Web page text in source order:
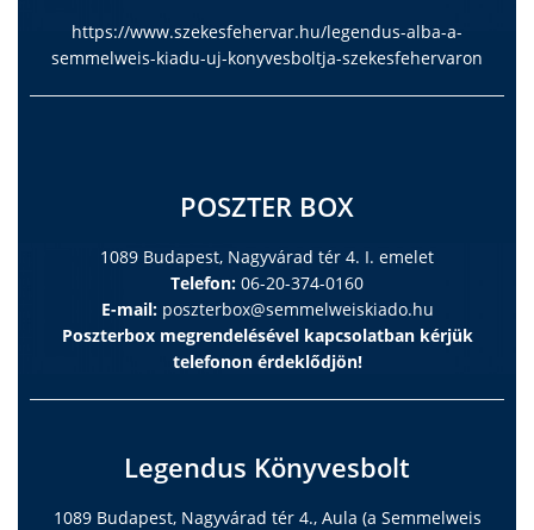
https://www.szekesfehervar.hu/legendus-alba-a-
semmelweis-kiadu-uj-konyvesboltja-szekesfehervaron
POSZTER BOX
1089 Budapest, Nagyvárad tér 4. I. emelet
Telefon: 06-20-374-0160
E-mail: poszterbox@semmelweiskiado.hu
Poszterbox megrendelésével kapcsolatban kérjük
telefonon érdeklődjön!
Legendus Könyvesbolt
1089 Budapest, Nagyvárad tér 4., Aula (a Semmelweis